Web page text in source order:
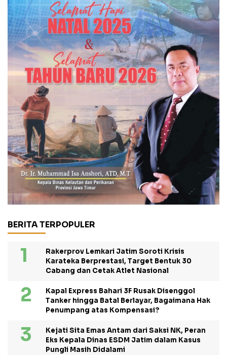
BERITA TERPOPULER
Rakerprov Lemkari Jatim Soroti Krisis
Karateka Berprestasi, Target Bentuk 30
Cabang dan Cetak Atlet Nasional
Kapal Express Bahari 3F Rusak Disenggol
Tanker hingga Batal Berlayar, Bagaimana Hak
Penumpang atas Kompensasi?
Kejati Sita Emas Antam dari Saksi NK, Peran
Eks Kepala Dinas ESDM Jatim dalam Kasus
Pungli Masih Didalami